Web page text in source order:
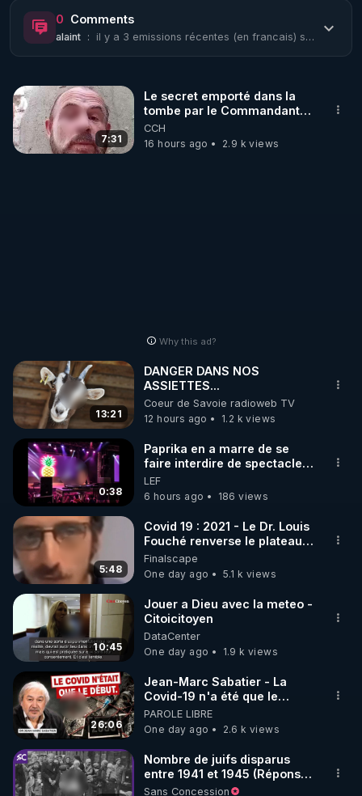
APPEL AUX DONS POUR SOUTENIR MON
TRAVAIL D'INTERET PUBLIC AVEC MES LIVE
https://notretortureestreelle.com/dons-
bestofcomputer.html
L’article « Révélations 2023 : les armes bio-nano-
électromagnétiques » :
https://tinyurl.com/4k7uu2ba
Les Notes & Références qui complètent l’article
papier : https://tinyurl.com/2bh736rk
Le magazine Top Secret n° 120 à 10,70 € :
https://tinyurl.com/yc3vwee2
Lien vers mes conférences vidéo de 2022 sur ces
sujets : https://tinyurl.com/2sfuazce
Lien vers mon PDF de Thèse de conférence sur
ces sujets : https://tinyurl.com/2u5h6a9r
Il a même été dit récemment sur Internet ceci : «
Frédéric Laroche est le meilleur spécialiste en
France sur les armes électromagnétiques ».
Vous pourrez poser vos questions dans mon
groupe de travail sur Telegram :
"Au Terrier Du Lapin Blanc" :
Site Web :
https://www.AuTerrierDuLapinBlanc.com
Fil Telegram : https://t.me/+-YjylSURlaQ2NTZk
Venez creuser avec moi.
0 Comments
alaint : il y a 3 emissions récentes (en francais) sur la poussièrisation des tours du 11...
7:31
Le secret emporté dans la
tombe par le Commandant
Cousteau le 25 juin 1997
CCH
16 hours ago
2.9 k views
Why this ad?
13:21
DANGER DANS NOS
ASSIETTES...
Coeur de Savoie radioweb TV
12 hours ago
1.2 k views
0:38
Paprika en a marre de se
faire interdire de spectacle.
Elle décide donc de devenir
DJ !
LEF
6 hours ago
186 views
5:48
Covid 19 : 2021 - Le Dr. Louis
Fouché renverse le plateau
de CNews !
Finalscape
One day ago
5.1 k views
10:45
Jouer a Dieu avec la meteo -
Citoicitoyen
DataCenter
One day ago
1.9 k views
26:06
Jean-Marc Sabatier - La
Covid-19 n'a été que le
début - L'ARNm & l'ARNm-aa
jusqu où auront-t-il ?
PAROLE LIBRE
One day ago
2.6 k views
Nombre de juifs disparus
entre 1941 et 1945 (Réponse
à mes accusateurs)
Sans Concession